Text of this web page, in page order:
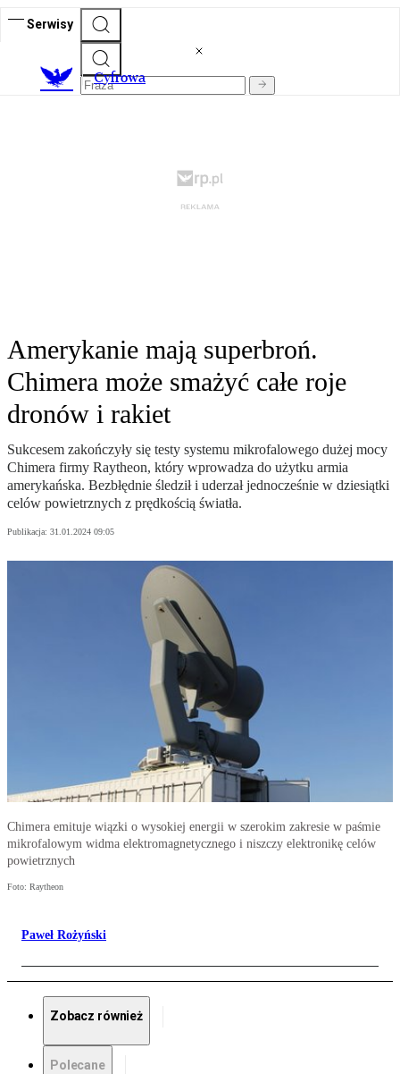
Serwisy
Cyfrowa
Amerykanie mają superbroń.
Chimera może smażyć całe roje
dronów i rakiet
Sukcesem zakończyły się testy systemu mikrofalowego dużej mocy
Chimera firmy Raytheon, który wprowadza do użytku armia
amerykańska. Bezbłędnie śledził i uderzał jednocześnie w dziesiątki
celów powietrznych z prędkością światła.
Publikacja: 31.01.2024 09:05
Chimera emituje wiązki o wysokiej energii w szerokim zakresie w paśmie
mikrofalowym widma elektromagnetycznego i niszczy elektronikę celów
powietrznych
Foto: Raytheon
Paweł Rożyński
Zobacz również
Polecane